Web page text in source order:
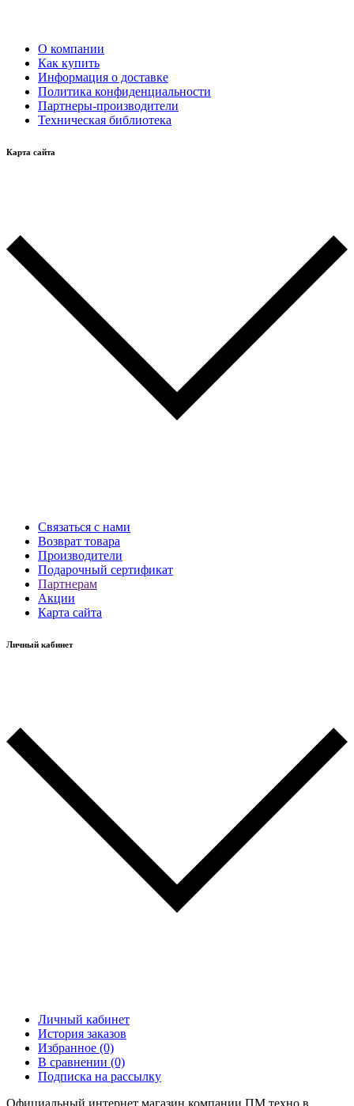
О компании
Как купить
Информация о доставке
Политика конфиденциальности
Партнеры-производители
Техническая библиотека
Карта сайта
Связаться с нами
Возврат товара
Производители
Подарочный сертификат
Партнерам
Акции
Карта сайта
Личный кабинет
Личный кабинет
История заказов
Избранное (0)
В сравнении (0)
Подписка на рассылку
Официальный интернет магазин компании ПМ техно в